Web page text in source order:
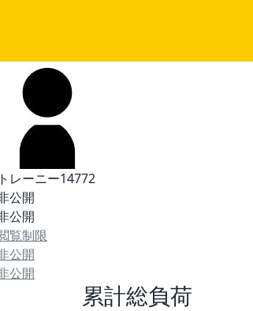
トレーニー14772
公開
公開
覧制限
公開
公開
累計総負荷